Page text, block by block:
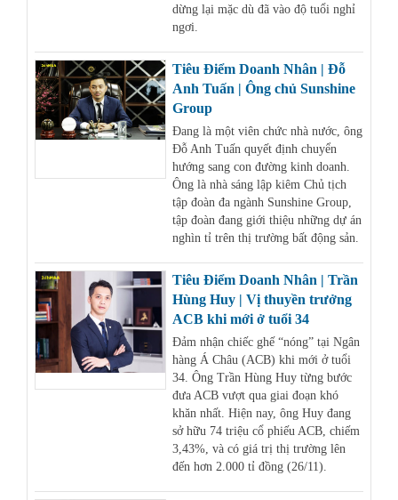
dừng lại mặc dù đã vào độ tuổi nghỉ
ngơi.
Tiêu Điểm Doanh Nhân | Đỗ
Anh Tuấn | Ông chủ Sunshine
Group
Đang là một viên chức nhà nước, ông
Đỗ Anh Tuấn quyết định chuyển
hướng sang con đường kinh doanh.
Ông là nhà sáng lập kiêm Chủ tịch
tập đoàn đa ngành Sunshine Group,
tập đoàn đang giới thiệu những dự án
nghìn tỉ trên thị trường bất động sản.
Tiêu Điểm Doanh Nhân | Trần
Hùng Huy | Vị thuyền trưởng
ACB khi mới ở tuổi 34
Đảm nhận chiếc ghế “nóng” tại Ngân
hàng Á Châu (ACB) khi mới ở tuổi
34. Ông Trần Hùng Huy từng bước
đưa ACB vượt qua giai đoạn khó
khăn nhất. Hiện nay, ông Huy đang
sở hữu 74 triệu cổ phiếu ACB, chiếm
3,43%, và có giá trị thị trường lên
đến hơn 2.000 tỉ đồng (26/11).